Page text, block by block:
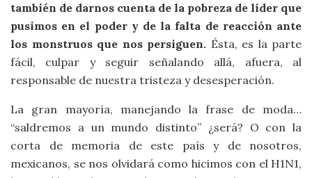
también de darnos cuenta de la pobreza de líder que
pusimos en el poder y de la falta de reacción ante
los monstruos que nos persiguen. Ésta, es la parte
fácil, culpar y seguir señalando allá, afuera, al
responsable de nuestra tristeza y desesperación.
La gran mayoría, manejando la frase de moda…
“saldremos a un mundo distinto” ¿será? O con la
corta de memoria de este país y de nosotros,
mexicanos, se nos olvidará como hicimos con el H1N1,